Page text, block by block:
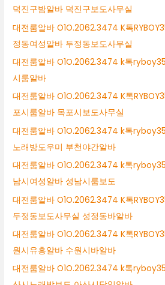
덕진구밤알바 덕진구보도사무실
대전룸알바 O1O.2062.3474 K톡
정동여성알바 두정동보도사무실
대전룸알바 O1O.2062.3474 k톡
시룸알바
대전룸알바 O1O.2062.3474 K톡
포시룸알바 목포시보도사무실
대전룸알바 O1O.2062.3474 k톡
노래방도우미 부천야간알바
대전룸알바 O1O.2062.3474 k톡
남시여성알바 성남시룸보도
대전룸알바 O1O.2062.3474 K톡
두정동보도사무실 성정동바알바
대전룸알바 O1O.2062.3474 K톡
원시유흥알바 수원시바알바
대전룸알바 O1O.2062.3474 k톡